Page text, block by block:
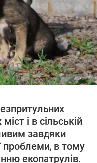
і в сільській
завдяки
проблеми, в тому
екопатрулів.